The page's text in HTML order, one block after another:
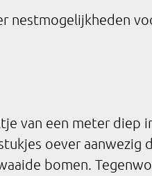
nestmogelijkheden
van een meter diep
oever
bomen.